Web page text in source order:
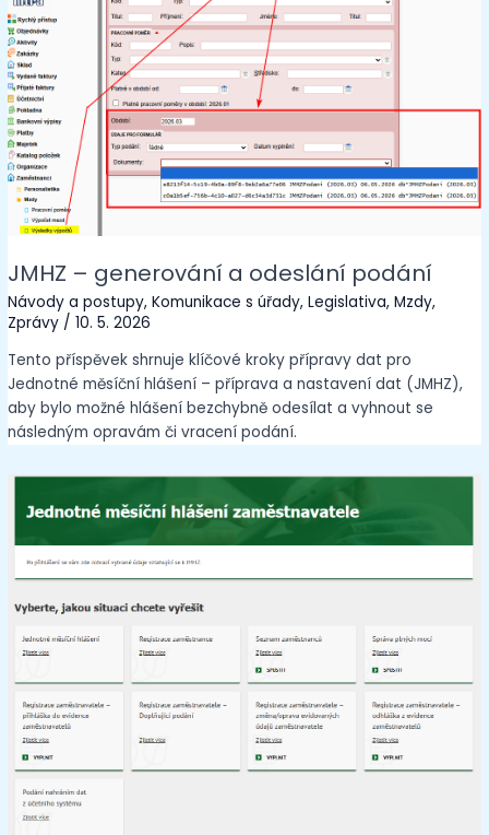
JMHZ – generování a odeslání podání
Návody a postupy,Komunikace s úřady,Legislativa,Mzdy,
Zprávy /10. 5. 2026
Tento příspěvek shrnuje klíčové kroky přípravy dat pro
Jednotné měsíční hlášení – příprava a nastavení dat (JMHZ),
aby bylo možné hlášení bezchybně odesílat a vyhnout se
následným opravám či vracení podání.